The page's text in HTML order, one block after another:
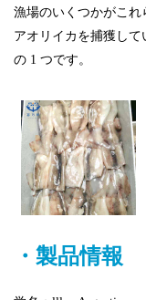
漁場のいくつかがこ
アオリイカを捕獲し
の 1 つです。
・製品情報